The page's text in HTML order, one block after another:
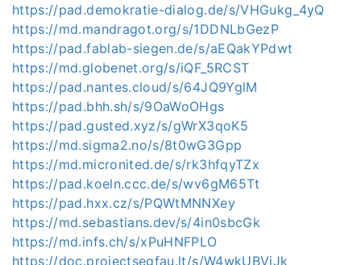
https://pad.demokratie-dialog.de/s/VHGukg_4yQ
https://md.mandragot.org/s/1DDNLbGezP
https://pad.fablab-siegen.de/s/aEQakYPdwt
https://md.globenet.org/s/iQF_5RCST
https://pad.nantes.cloud/s/64JQ9YglM
https://pad.bhh.sh/s/9OaWoOHgs
https://pad.gusted.xyz/s/gWrX3qoK5
https://md.sigma2.no/s/8t0wG3Gpp
https://md.micronited.de/s/rk3hfqyTZx
https://pad.koeln.ccc.de/s/wv6gM65Tt
https://pad.hxx.cz/s/PQWtMNNXey
https://md.sebastians.dev/s/4in0sbcGk
https://md.infs.ch/s/xPuHNFPLO
https://doc.projectsegfau.lt/s/W4wkUBViJk